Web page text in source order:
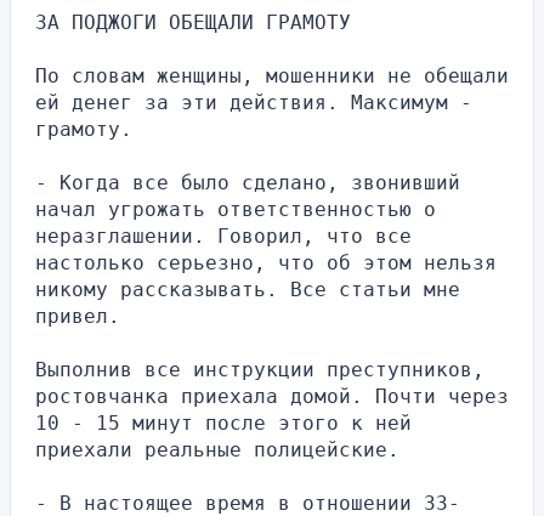
ЗА ПОДЖОГИ ОБЕЩАЛИ ГРАМОТУ
По словам женщины, мошенники не обещали
ей денег за эти действия. Максимум -
грамоту.
- Когда все было сделано, звонивший
начал угрожать ответственностью о
неразглашении. Говорил, что все
настолько серьезно, что об этом нельзя
никому рассказывать. Все статьи мне
привел.
Выполнив все инструкции преступников,
ростовчанка приехала домой. Почти через
10 - 15 минут после этого к ней
приехали реальные полицейские.
- В настоящее время в отношении 33-